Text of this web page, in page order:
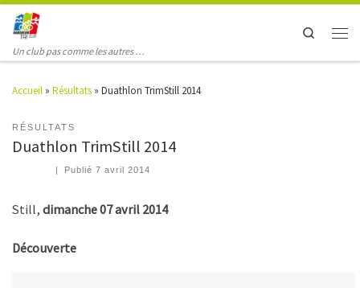
Un club pas comme les autres …
Search
Accueil » Résultats » Duathlon TrimStill 2014
RÉSULTATS
Duathlon TrimStill 2014
| Publié7 avril 2014
Still, dimanche 07 avril 2014
Découverte